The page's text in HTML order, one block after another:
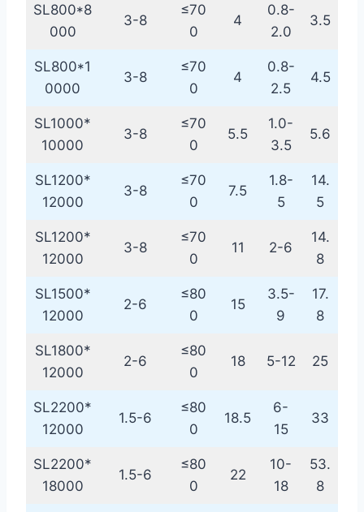
SL800*8
000
3-8
≤70
0
4
0.8-
2.0
3.5
SL800*1
0000
3-8
≤70
0
4
0.8-
2.5
4.5
SL1000*
10000
3-8
≤70
0
5.5
1.0-
3.5
5.6
SL1200*
12000
3-8
≤70
0
7.5
1.8-
5
14.
5
SL1200*
12000
3-8
≤70
0
11 2-6
14.
8
SL1500*
12000
2-6
≤80
0
15
3.5-
9
17.
8
SL1800*
12000
2-6
≤80
0
18 5-12 25
SL2200*
12000
1.5-6
≤80
0
18.5
6-
15
33
SL2200*
18000
1.5-6
≤80
0
22
10-
18
53.
8